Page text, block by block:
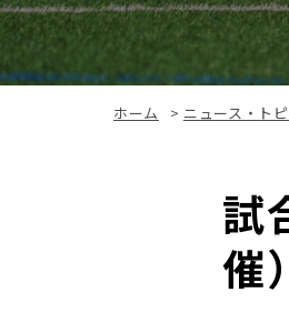
ホーム > ニュース・ト
試
催）